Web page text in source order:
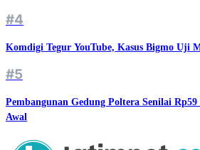
#4
Komdigi Tegur YouTube, Kasus Bigmo Uji
#5
Pembangunan Gedung Poltera Senilai
Awal